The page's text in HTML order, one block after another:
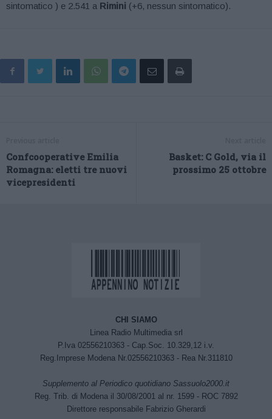
sintomatico ) e 2.541 a Rimini (+6, nessun sintomatico).
Confcooperative Emilia
Romagna: eletti tre nuovi
vicepresidenti
Basket: C Gold, via il
prossimo 25 ottobre
CHI SIAMO
Linea Radio Multimedia srl
P.Iva 02556210363 - Cap.Soc. 10.329,12 i.v.
Reg.Imprese Modena Nr.02556210363 - Rea Nr.311810
Supplemento al Periodico quotidiano Sassuolo2000.it
Reg. Trib. di Modena il 30/08/2001 al nr. 1599 - ROC 7892
Direttore responsabile Fabrizio Gherardi